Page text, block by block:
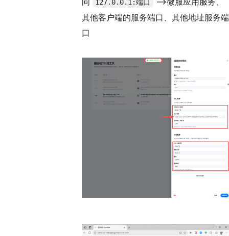
127.0.0.1:端口
其他客户端的服务端口、其他地址服务端
口